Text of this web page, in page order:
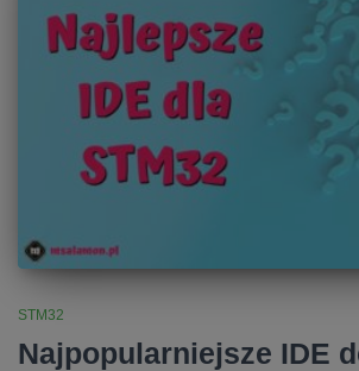
STM32
Najpopularniejsze IDE